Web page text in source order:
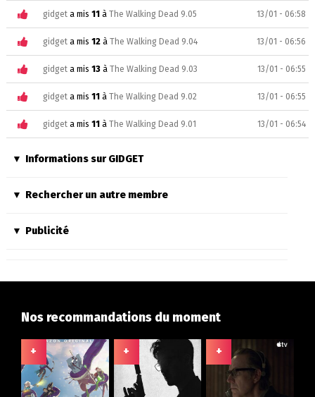
gidgeta mis 11 à The Walking Dead 9.05 13/01 - 06:58
gidgeta mis 12à The Walking Dead 9.04 13/01 - 06:56
gidgeta mis 13à The Walking Dead 9.03 13/01 - 06:55
gidgeta mis 11 à The Walking Dead 9.02 13/01 - 06:55
gidgeta mis 11 à The Walking Dead 9.01 13/01 - 06:54
Informations sur GIDGET
Rechercher un autre membre
Publicité
Nos recommandations du moment
+ + +